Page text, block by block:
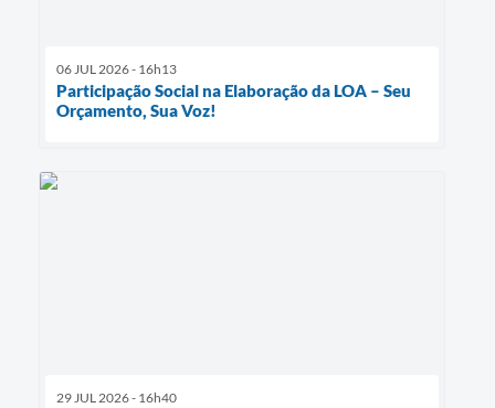
06 JUL 2026 - 16h13
Participação Social na Elaboração da LOA – Seu
Orçamento, Sua Voz!
29 JUL 2026 - 16h40